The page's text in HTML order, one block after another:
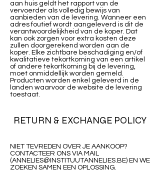
aan huis geldt het rapport van de
vervoerder als volledig bewijs van
aanbieden van de levering. Wanneer een
adres foutief wordt aangeleverd is dit de
verantwoordelijkheid van de koper. Dat
kan ook zorgen voor extra kosten deze
zullen doorgerekend worden aan de
koper. Elke zichtbare beschadiging en/of
kwalitatieve tekortkoming van een artikel
of andere tekortkoming bij de levering,
moet onmiddellijk worden gemeld.
Producten worden enkel geleverd in de
landen waarvoor de website de levering
toestaat.
RETURN & EXCHANGE POLICY
NIET TEVREDEN OVER JE AANKOOP?
CONTACTEER ONS VIA MAIL
(ANNELIES@INSTITUUTANNELIES.BE) EN WE
ZOEKEN SAMEN EEN OPLOSSING.